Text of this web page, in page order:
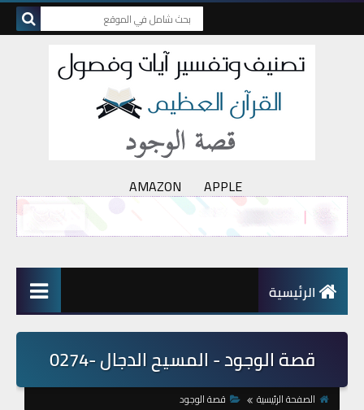
AMAZON APPLE
الرئيسية
قصة الوجود - المسيح الدجال -0274
الصفحة الرئيسية
قصة الوجود